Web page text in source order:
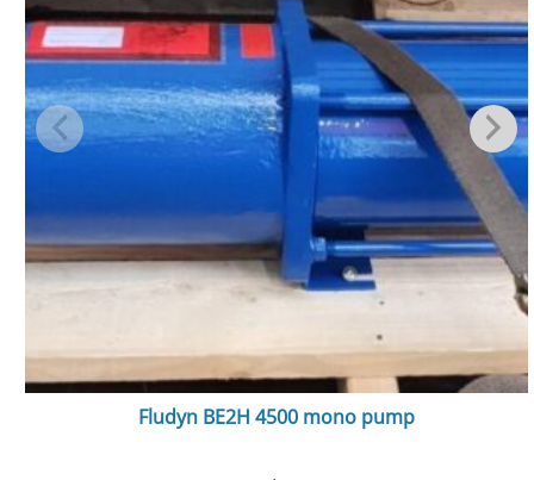
Fludyn BE2H 4500 mono pump